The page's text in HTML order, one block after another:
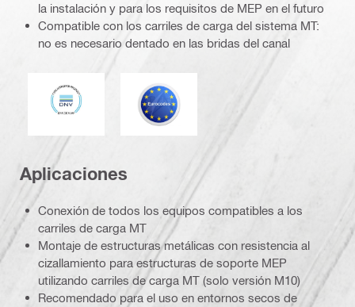
la instalación y para los requisitos de MEP en el futuro
Compatible con los carriles de carga del sistema MT:
no es necesario dentado en las bridas del canal
DNV Eurocódigo
Aplicaciones
Conexión de todos los equipos compatibles a los
carriles de carga MT
Montaje de estructuras metálicas con resistencia al
cizallamiento para estructuras de soporte MEP
utilizando carriles de carga MT (solo versión M10)
Recomendado para el uso en entornos secos de